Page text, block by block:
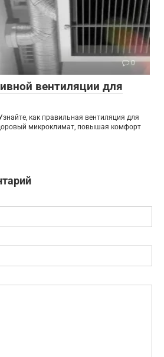
0
вентиляции для
как правильная вентиляция для
микроклимат, повышая комфорт